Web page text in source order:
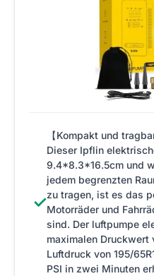
✓
【Kompakt und
Dieser Ipflin
9.4*8.3*16.5cm und
jedem begrenzten
zu tragen, ist es das
Motorräder und
sind. Der luftpumpe
maximalen Druckwert
Luftdruck von 195/
PSI in zwei Minuten